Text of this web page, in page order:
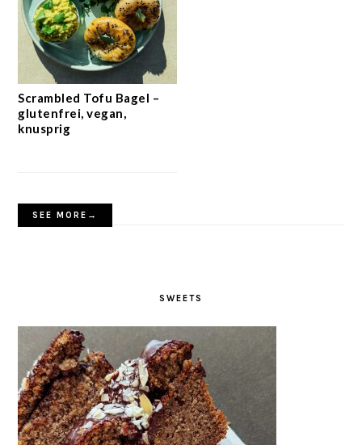
Scrambled Tofu Bagel –
glutenfrei, vegan,
knusprig
SEE MORE→
SWEETS